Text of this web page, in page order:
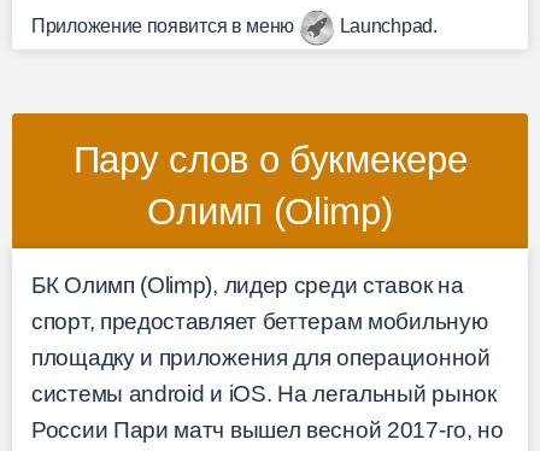
Приложение появится в меню Launchpad.
Пару слов о букмекере
Олимп (Olimp)
БК Олимп (Olimp), лидер среди ставок на
спорт, предоставляет беттерам мобильную
площадку и приложения для операционной
системы android и iOS. На легальный рынок
России Пари матч вышел весной 2017-го, но